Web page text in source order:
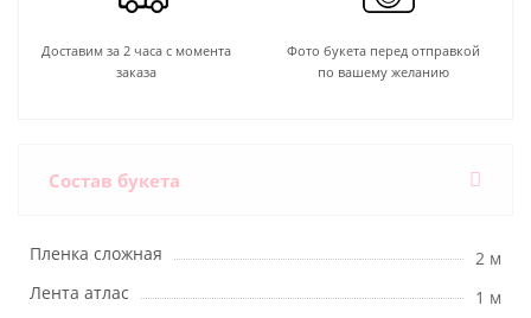
Доставим за 2 часа с момента
заказа
Фото букета перед отправкой
по вашему желанию
Состав букета
Пленка сложная
2 м
Лента атлас
1 м